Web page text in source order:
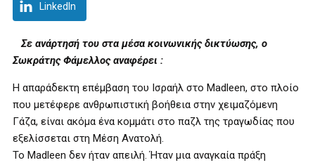
LinkedIn
Σε ανάρτησή του στα μέσα κοινωνικής δικτύωσης, ο
Σωκράτης Φάμελλος αναφέρει :
Η απαράδεκτη επέμβαση του Ισραήλ στο Madleen, στο πλοίο
που μετέφερε ανθρωπιστική βοήθεια στην χειμαζόμενη
Γάζα, είναι ακόμα ένα κομμάτι στο παζλ της τραγωδίας που
εξελίσσεται στη Μέση Ανατολή.
Το Madleen δεν ήταν απειλή. Ήταν μια αναγκαία πράξη